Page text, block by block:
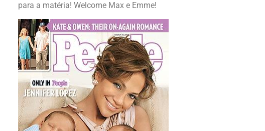
para a matéria! Welcome Max e Emme!